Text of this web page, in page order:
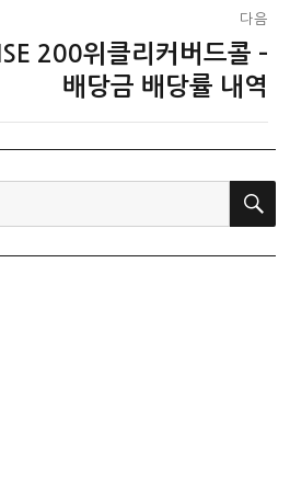
다음
200위클리커버드콜 –
배당금 배당률 내역
검